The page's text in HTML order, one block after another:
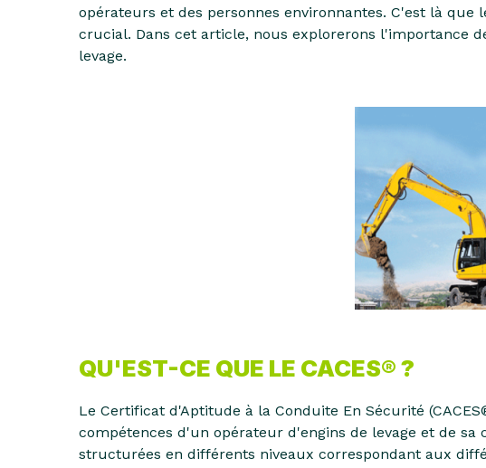
opérateurs et des personnes environnantes. C'est là que
crucial. Dans cet article, nous explorerons l'importance
levage.
QU'EST-CE QUE LE CACES® ?
Le Certificat d'Aptitude à la Conduite En Sécurité
compétences d'un opérateur d'engins de levage et de
structurées en différents niveaux correspondant aux